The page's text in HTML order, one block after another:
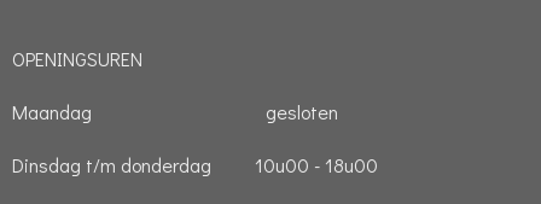
OPENINGSUREN
Maandag gesloten
Dinsdag t/m donderdag 10u00 - 18u00